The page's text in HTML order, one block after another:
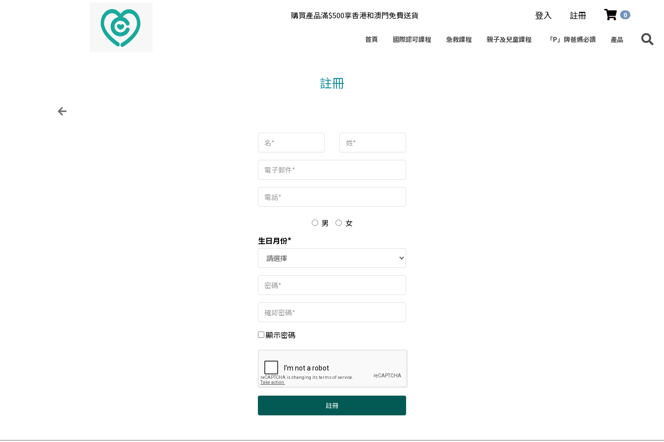
購買產品滿$500享香港和澳門免費送貨 登入 註冊 0
首頁 國際認可課程 急救課程 親子及兒童課程 「P」牌爸媽必讀 產品
註冊
男
女
生日月份*
顯示密碼
註冊